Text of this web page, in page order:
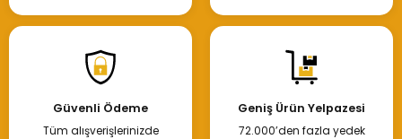
Güvenli Ödeme
Tüm alışverişlerinizde
Geniş Ürün Yelpazesi
72.000’den fazla yedek